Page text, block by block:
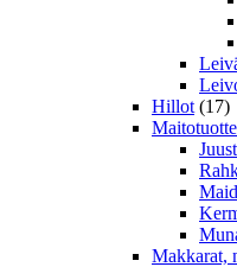
Hillot (17)
Makkarat,